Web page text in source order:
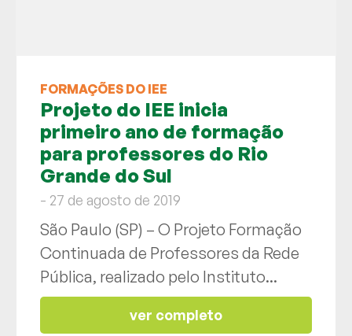
FORMAÇÕES DO IEE
Projeto do IEE inicia
primeiro ano de formação
para professores do Rio
Grande do Sul
- 27 de agosto de 2019
São Paulo (SP) – O Projeto Formação
Continuada de Professores da Rede
Pública, realizado pelo Instituto...
ver completo